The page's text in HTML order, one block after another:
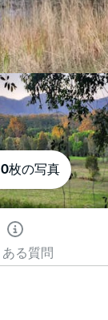
枚の写真
ある質問